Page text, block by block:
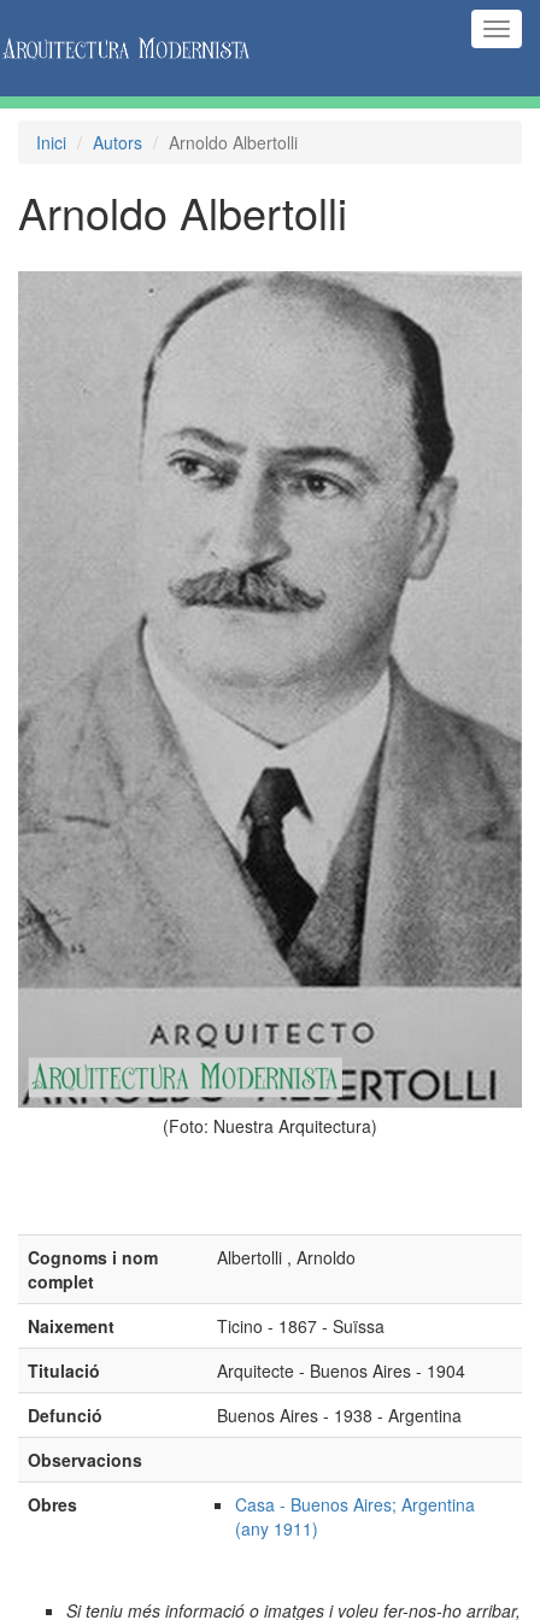
Inici Autors Arnoldo Albertolli
Arnoldo Albertolli
(Foto: Nuestra Arquitectura)
Cognoms i nom
complet
Albertolli , Arnoldo
Naixement
Ticino - 1867 - Suïssa
Titulació
Arquitecte - Buenos Aires - 1904
Defunció
Buenos Aires - 1938 - Argentina
Observacions
Obres
Casa - Buenos Aires; Argentina
(any 1911)
Si teniu més informació o imatges i voleu fer-nos-ho arribar,